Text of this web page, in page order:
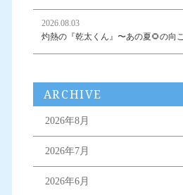
2026.08.03
灼熱の『乾太くん』〜あの夏🌻の向
ARCHIVE
2026年8月
2026年7月
2026年6月